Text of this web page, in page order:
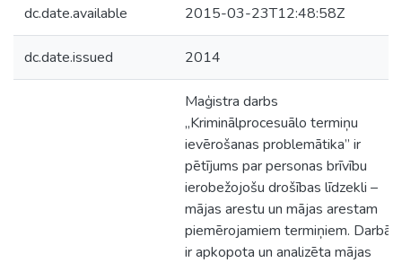
dc.date.available 2015-03-23T12:48:58Z
dc.date.issued 2014
Maģistra darbs
„Kriminālprocesuālo termiņu
ievērošanas problemātika” ir
pētījums par personas brīvību
ierobežojošu drošības līdzekli –
mājas arestu un mājas arestam
piemērojamiem termiņiem. Darbā
ir apkopota un analizēta mājas